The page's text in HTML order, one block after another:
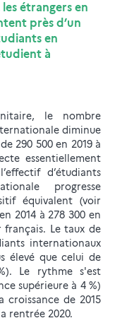
étrangers en
près d’un
en
à
le nombre
diminue
290 500 en 2019 à
essentiellement
d’étudiants
progresse
équivalent (voir
2014 à 278 300 en
français. Le taux de
internationaux
élevé que celui de
Le rythme s'est
supérieure à 4 %)
croissance de 2015
rentrée 2020.